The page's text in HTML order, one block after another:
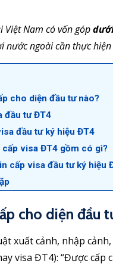
Nam có vốn góp
nước ngoài cần thực
cho diện đầu tư nào?
đầu tư ĐT4
đầu tư ký hiệu ĐT4
cấp visa ĐT4 gồm có gì?
cấp visa đầu tư ký hiệu
cho diện đầu
xuất cảnh, nhập
visa ĐT4): “Được